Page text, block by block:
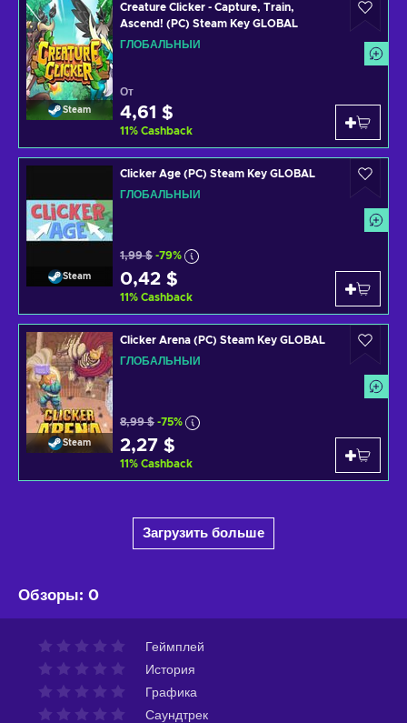
Steam
Creature Clicker - Capture, Train,
Ascend! (PC) Steam Key GLOBAL
ГЛОБАЛЬНЫЙ
От
4,61 $
11% Cashback
Steam
Clicker Age (PC) Steam Key GLOBAL
ГЛОБАЛЬНЫЙ
1,99 $ -79%
0,42 $
11% Cashback
Steam
Clicker Arena (PC) Steam Key GLOBAL
ГЛОБАЛЬНЫЙ
8,99 $ -75%
2,27 $
11% Cashback
Загрузить больше
Обзоры: 0
Геймплей
История
Графика
Саундтрек